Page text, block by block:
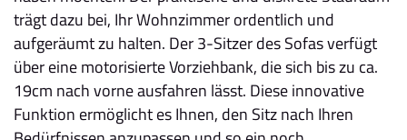
trägt dazu bei, Ihr Wohnzimmer ordentlich und
aufgeräumt zu halten. Der 3-Sitzer des Sofas verfügt
über eine motorisierte Vorziehbank, die sich bis zu ca.
19cm nach vorne ausfahren lässt. Diese innovative
Funktion ermöglicht es Ihnen, den Sitz nach Ihren